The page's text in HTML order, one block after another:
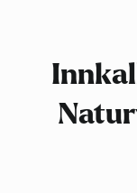
Aure